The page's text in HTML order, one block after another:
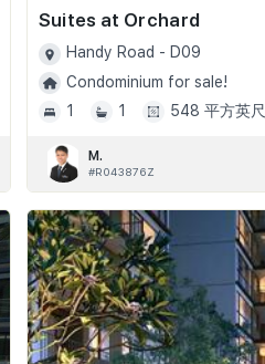
Suites at Orchard
Handy Road - D09
Condominium for sale!
1
1 548 平方英尺
M.
#R043876Z